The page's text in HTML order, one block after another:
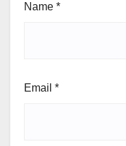
Name *
Email *